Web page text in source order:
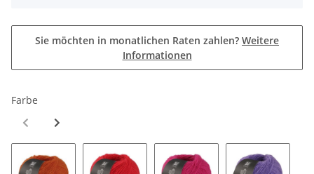
Sie möchten in monatlichen Raten zahlen? Weitere
Informationen
Farbe